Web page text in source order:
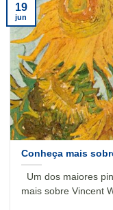
Conheça mais
Um dos maiores
mais sobre Vincent
19
jun